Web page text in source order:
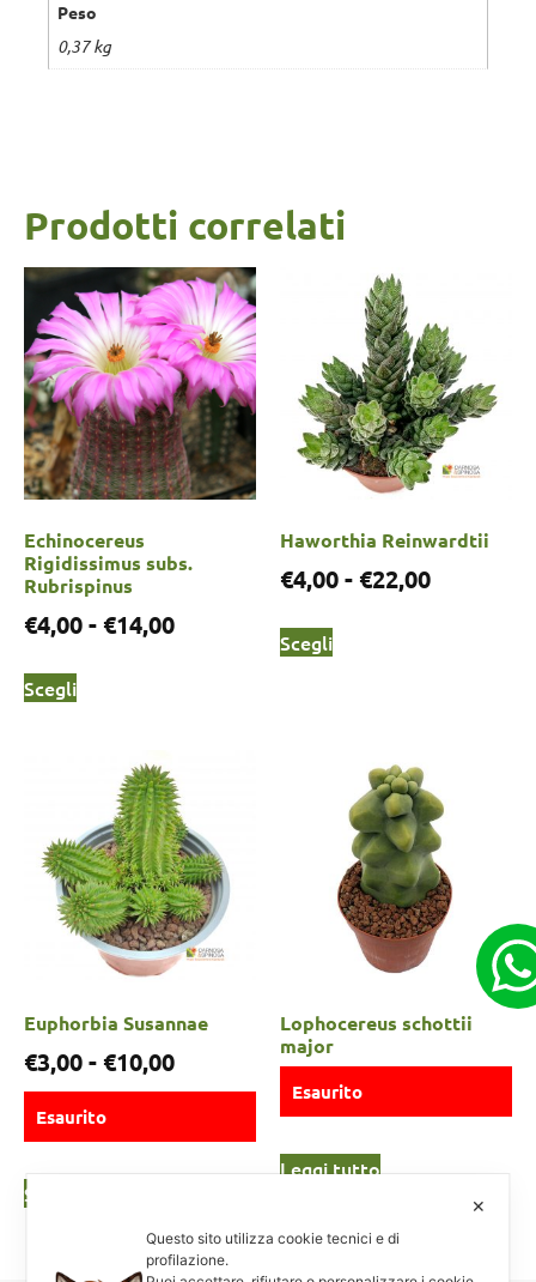
Peso
0,37 kg
Prodotti correlati
Echinocereus
Rigidissimus subs.
Rubrispinus
€4,00- €14,00
Scegli
Haworthia Reinwardtii
€4,00- €22,00
Scegli
Euphorbia Susannae
€3,00- €10,00
Esaurito
Scegli
Lophocereus schottii
major
Esaurito
Leggi tutto
✕
Questo sito utilizza cookie tecnici e di
profilazione.